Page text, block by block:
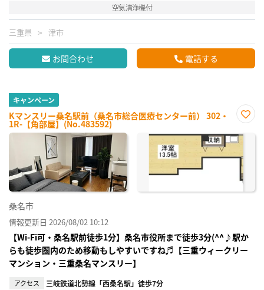
空気清浄機付
三重県 津市
お問合わせ 電話する
キャンペーン
Kマンスリー桑名駅前（桑名市総合医療センター前） 302・
1R-【角部屋】(No.483592)
に入
り登
桑名市
情報更新日 2026/08/02 10:12
【Wi-Fi可・桑名駅前徒歩1分】桑名市役所まで徒歩3分(^^♪駅か
らも徒歩圏内のため移動もしやすいですね♬【三重ウィークリー
マンション・三重桑名マンスリー】
アクセス 三岐鉄道北勢線「西桑名駅」徒歩7分